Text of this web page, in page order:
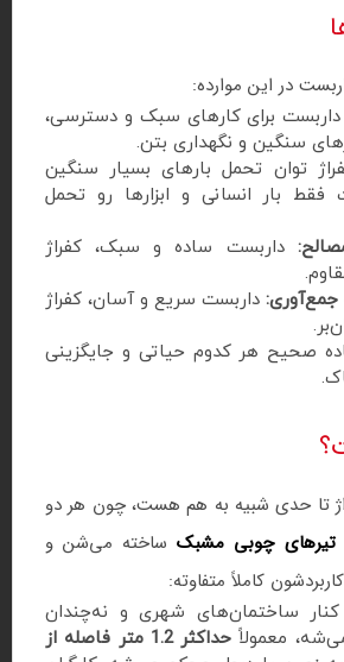
در این موارده:
برای کارهای سبک و دسترسی،
سنگین و نگهداری بتن.
توان تحمل بارهای بسیار سنگین
فقط بار انسانی و ابزارها رو تحمل
داربست ساده و سبک، کفراژ
داربست سریع و آسان، کفراژ
صحیح هر کدوم حیاتی و جایگزینی
تا حدی شبیه به هم هست، چون هر دو
تیرهای چوبی مشبکساخته می‌شن و
کاملاً متفاوته:
ساختمان‌های شهری و نه‌چندان
معمولاً
حداکثر 1.2 متر فاصله از